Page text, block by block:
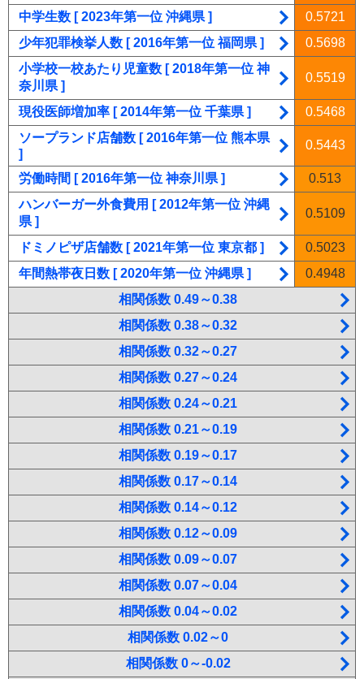
中学生数 [ 2023年第一位 沖縄県 ]
0.5721
少年犯罪検挙人数 [ 2016年第一位 福岡県 ]
0.5698
小学校一校あたり児童数 [ 2018年第一位 神
奈川県 ]
0.5519
現役医師増加率 [ 2014年第一位 千葉県 ]
0.5468
ソープランド店舗数 [ 2016年第一位 熊本県
]
0.5443
労働時間 [ 2016年第一位 神奈川県 ]
0.513
ハンバーガー外食費用 [ 2012年第一位 沖縄
県 ]
0.5109
ドミノピザ店舗数 [ 2021年第一位 東京都 ]
0.5023
年間熱帯夜日数 [ 2020年第一位 沖縄県 ]
0.4948
相関係数 0.49～0.38
相関係数 0.38～0.32
相関係数 0.32～0.27
相関係数 0.27～0.24
相関係数 0.24～0.21
相関係数 0.21～0.19
相関係数 0.19～0.17
相関係数 0.17～0.14
相関係数 0.14～0.12
相関係数 0.12～0.09
相関係数 0.09～0.07
相関係数 0.07～0.04
相関係数 0.04～0.02
相関係数 0.02～0
相関係数 0～-0.02